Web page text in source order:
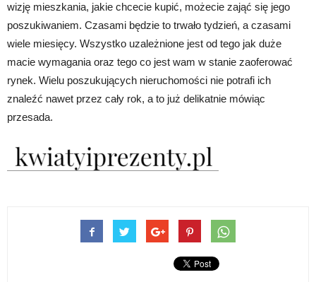
wizję mieszkania, jakie chcecie kupić, możecie zająć się jego
poszukiwaniem. Czasami będzie to trwało tydzień, a czasami
wiele miesięcy. Wszystko uzależnione jest od tego jak duże
macie wymagania oraz tego co jest wam w stanie zaoferować
rynek. Wielu poszukujących nieruchomości nie potrafi ich
znaleźć nawet przez cały rok, a to już delikatnie mówiąc
przesada.